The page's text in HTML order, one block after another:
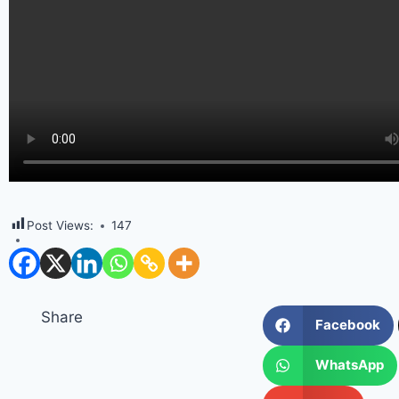
Post Views: 147
Share Facebook
WhatsApp